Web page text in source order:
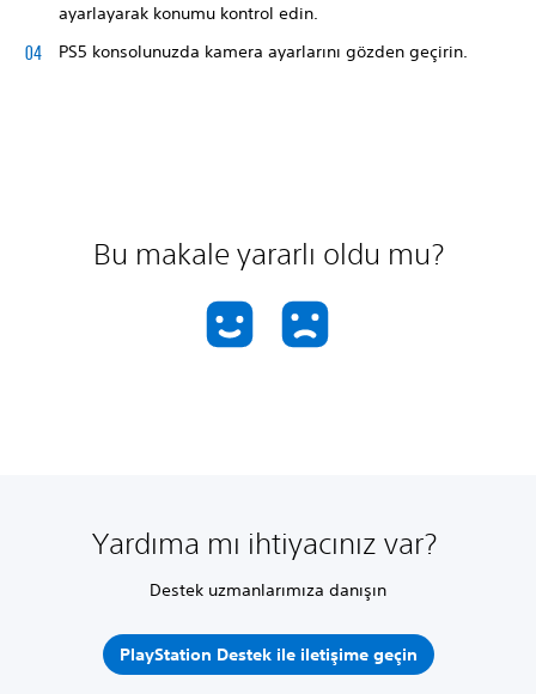
ayarlayarak konumu kontrol edin.
PS5 konsolunuzda kamera ayarlarını gözden geçirin.
Bu makale yararlı oldu mu?
Yardıma mı ihtiyacınız var?
Destek uzmanlarımıza danışın
PlayStation Destek ile iletişime geçin